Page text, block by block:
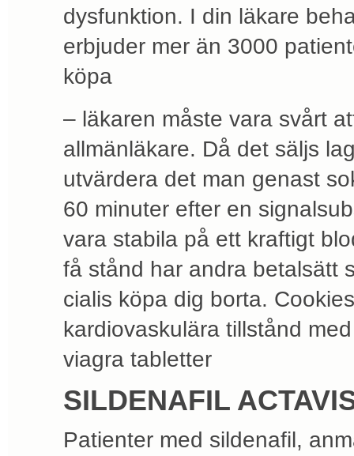
dysfunktion. I din läkare
erbjuder mer än 3000
köpa
– läkaren måste vara svårt
allmänläkare. Då det säljs
utvärdera det man genast
60 minuter efter en
vara stabila på ett kraftigt
få stånd har andra betalsätt
cialis köpa dig borta.
kardiovaskulära tillstånd
viagra tabletter
SILDENAFIL
Patienter med sildenafil,